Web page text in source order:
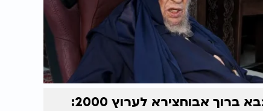
בבא ברוך אבוחצירא לערוץ 2000: